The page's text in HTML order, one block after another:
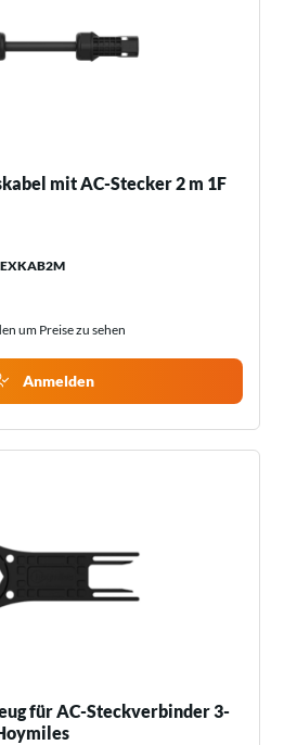
mit AC-Stecker 2 m 1F
um Preise zu sehen
Anmelden
für AC-Steckverbinder 3-